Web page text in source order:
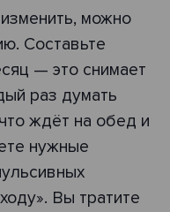
можно
Составьте
— это снимает
раз думать
ждёт на обед и
нужные
Вы тратите